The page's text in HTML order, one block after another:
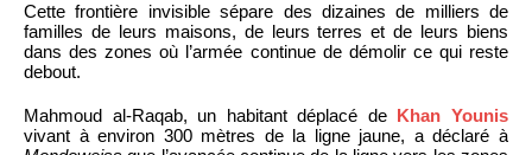
Cette frontière invisible sépare des dizaines de milliers de
familles de leurs maisons, de leurs terres et de leurs biens
dans des zones où l’armée continue de démolir ce qui reste
debout.
Mahmoud al-Raqab, un habitant déplacé de Khan Younis
vivant à environ 300 mètres de la ligne jaune, a déclaré à